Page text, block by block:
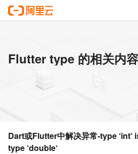
Flutter type 的相关内容
Dart或Flutter中解决异常-type
type ‘double‘